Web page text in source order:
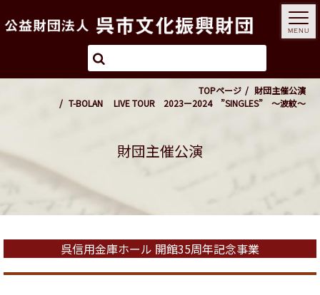
TOPページ
財団主催公演
T-BOLAN LIVE TOUR 2023ー2024 ”SINGLES” ～波紋～
財団主催公演
呉信用金庫ホール 開館35周年記念事業
MENU